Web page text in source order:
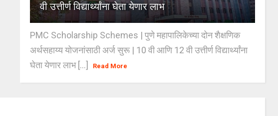
वी उत्तीर्ण विद्यार्थ्यांना घेता येणार लाभ
PMC Scholarship Schemes | पुणे महापालिकेच्या दोन शैक्षणिक
अर्थसहाय्य योजनांसाठी अर्ज सुरू | 10 वी आणि 12 वी उत्तीर्ण विद्यार्थ्यांना
घेता येणार लाभ [...]
Read More